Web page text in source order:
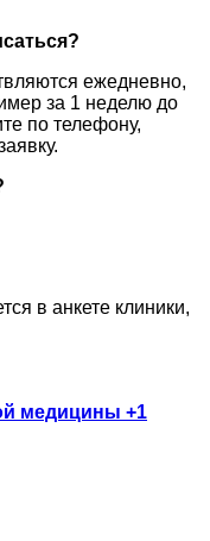
ежедневно,
за 1 неделю до
по телефону,
в анкете клиники,
медицины +1